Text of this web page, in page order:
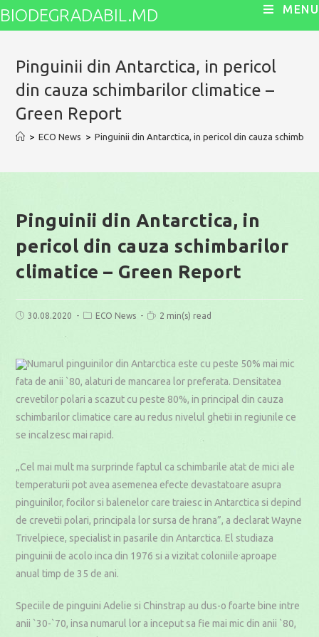
Skip
BIODEGRADABIL.MD MENU
Pinguinii din Antarctica, in pericol
din cauza schimbarilor climatice –
Green Report
> ECO News > Pinguinii din Antarctica, in pericol din cauza
Pinguinii din Antarctica, in
pericol din cauza schimbarilor
climatice – Green Report
Post30.08.2020
PostECO News
Reading
2 min(s) read
Numarul pinguinilor din Antarctica este cu peste 50% mai mic
fata de anii `80, alaturi de mancarea lor preferata. Densitatea
crevetilor polari a scazut cu peste 80%, in principal din cauza
schimbarilor climatice care au redus nivelul ghetii in regiunile ce
se incalzesc mai rapid.
„Cel mai mult ma surprinde faptul ca schimbarile atat de mici ale
temperaturii pot avea asemenea efecte devastatoare asupra
pinguinilor, focilor si balenelor care traiesc in Antarctica si depind
de crevetii polari, principala lor sursa de hrana”, a declarat Wayne
Trivelpiece, specialist in pasarile din Antarctica. El studiaza
pinguinii de acolo inca din 1976 si a vizitat coloniile aproape
anual timp de 35 de ani.
Speciile de pinguini Adelie si Chinstrap au dus-o foarte bine intre
anii `30-`70, insa numarul lor a inceput sa fie mai mic din anii `80,